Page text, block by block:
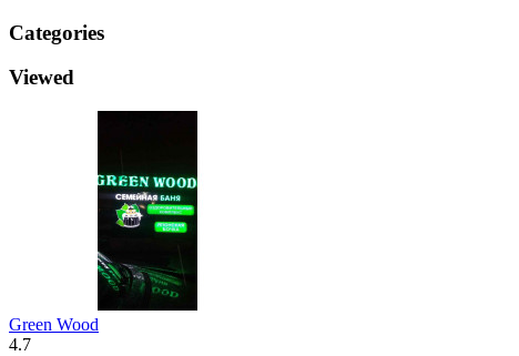
Categories
Viewed
Green Wood
4.7